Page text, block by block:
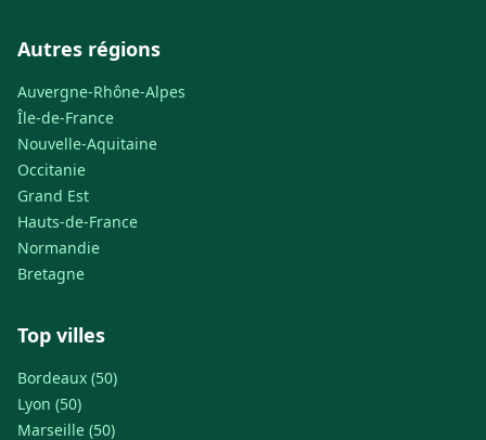
Autres régions
Auvergne-Rhône-Alpes
Île-de-France
Nouvelle-Aquitaine
Occitanie
Grand Est
Hauts-de-France
Normandie
Bretagne
Top villes
Bordeaux (50)
Lyon (50)
Marseille (50)